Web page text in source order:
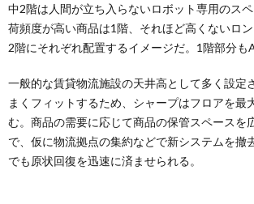
中2階は人間が立ち入らないロボット専用のス
荷頻度が高い商品は1階、それほど高くないロ
2階にそれぞれ配置するイメージだ。1階部分も
一般的な賃貸物流施設の天井高として多く設定
まくフィットするため、シャープはフロアを最
む。商品の需要に応じて商品の保管スペースを
で、仮に物流拠点の集約などで新システムを撤
でも原状回復を迅速に済ませられる。